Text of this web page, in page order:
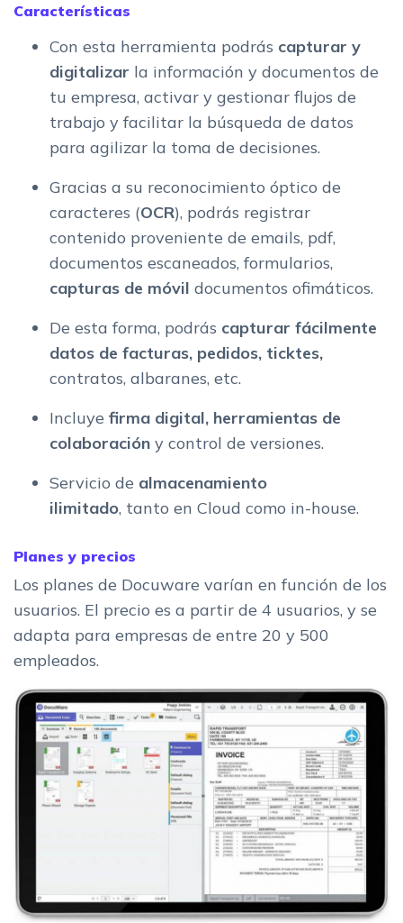
Características
Con esta herramienta podrás capturar y
digitalizar la información y documentos de
tu empresa, activar y gestionar flujos de
trabajo y facilitar la búsqueda de datos
para agilizar la toma de decisiones.
Gracias a su reconocimiento óptico de
caracteres (OCR), podrás registrar
contenido proveniente de emails, pdf,
documentos escaneados, formularios,
capturas de móvil documentos ofimáticos.
De esta forma, podrás capturar fácilmente
datos de facturas, pedidos, ticktes,
contratos, albaranes, etc.
Incluye firma digital, herramientas de
colaboración y control de versiones.
Servicio de almacenamiento
ilimitado, tanto en Cloud como in-house.
Planes y precios
Los planes de Docuware varían en función de los
usuarios. El precio es a partir de 4 usuarios, y se
adapta para empresas de entre 20 y 500
empleados.